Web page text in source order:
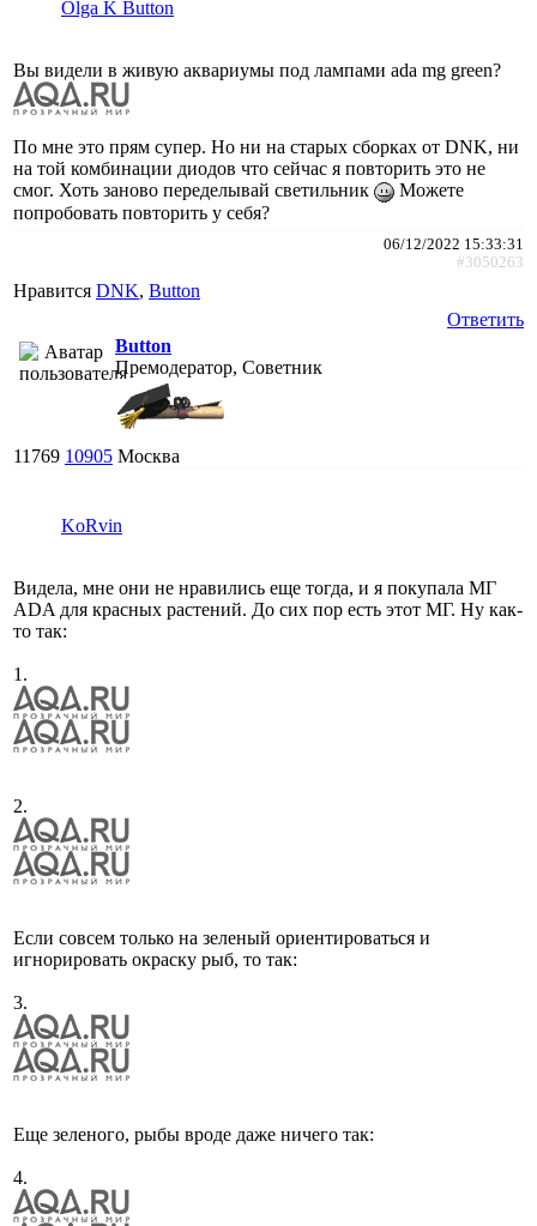
Olga K Button
Вы видели в живую аквариумы под лампами ada mg green?
По мне это прям супер. Но ни на старых сборках от DNK, ни
на той комбинации диодов что сейчас я повторить это не
смог. Хоть заново переделывай светильник
Можете
попробовать повторить у себя?
06/12/2022 15:33:31
#3050263
Нравится DNK, Button
Ответить
Button
Премодератор, Советник
11769 10905 Москва
KoRvin
Видела, мне они не нравились еще тогда, и я покупала МГ
ADA для красных растений. До сих пор есть этот МГ. Ну как-
то так:
1.
2.
Если совсем только на зеленый ориентироваться и
игнорировать окраску рыб, то так:
3.
Еще зеленого, рыбы вроде даже ничего так:
4.